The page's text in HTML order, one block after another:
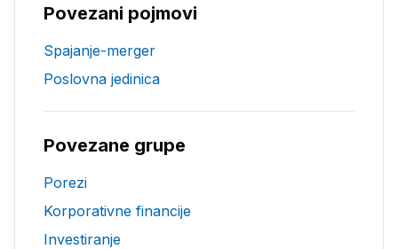
Povezani pojmovi
Spajanje-merger
Poslovna jedinica
Povezane grupe
Porezi
Korporativne financije
Investiranje